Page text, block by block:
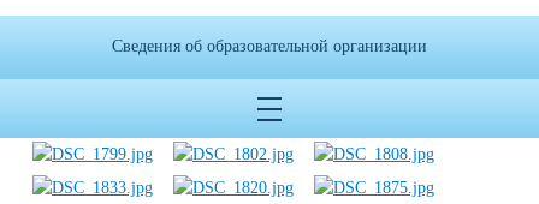
Сведения об образовательной организации